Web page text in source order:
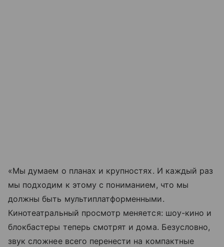
«Мы думаем о планах и крупностях. И каждый раз
мы подходим к этому с пониманием, что мы
должны быть мультиплатформенными.
Кинотеатральный просмотр меняется: шоу-кино и
блокбастеры теперь смотрят и дома. Безусловно,
звук сложнее всего перенести на компактные